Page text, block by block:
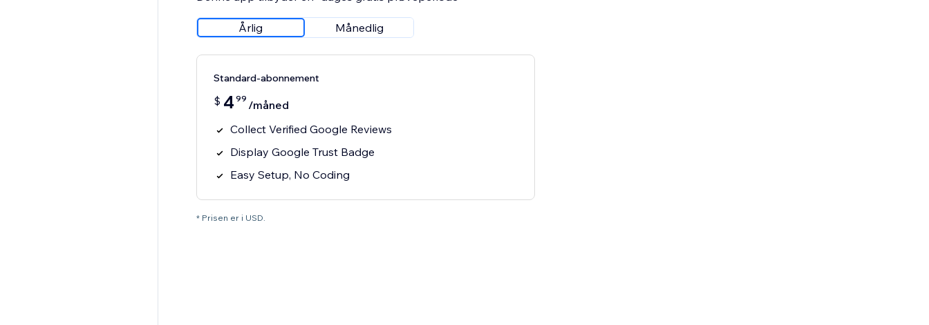
Årlig Månedlig
Standard-abonnement
$ 4 99 /måned
Collect Verified Google Reviews
Display Google Trust Badge
Easy Setup, No Coding
* Prisen er i USD.